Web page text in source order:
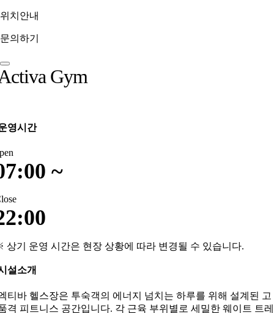
위치안내
문의하기
Gym
영시간
~
상기 운영 시간은 현장 상황에 따라 변경될 수 있습니다.
설소개
티바 헬스장은 투숙객의 에너지 넘치는 하루를 위해 설계된 고
격 피트니스 공간입니다. 각 근육 부위별로 세밀한 웨이트 트레